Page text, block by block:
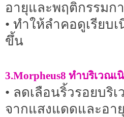
อายุและพฤติกรรมก
• ทำให้ลำคอดูเรียบ
ขึ้น
3.Morpheus8 ทำบริเวณ
• ลดเลือนริ้วรอยบริ
จากแสงแดดและอายุ